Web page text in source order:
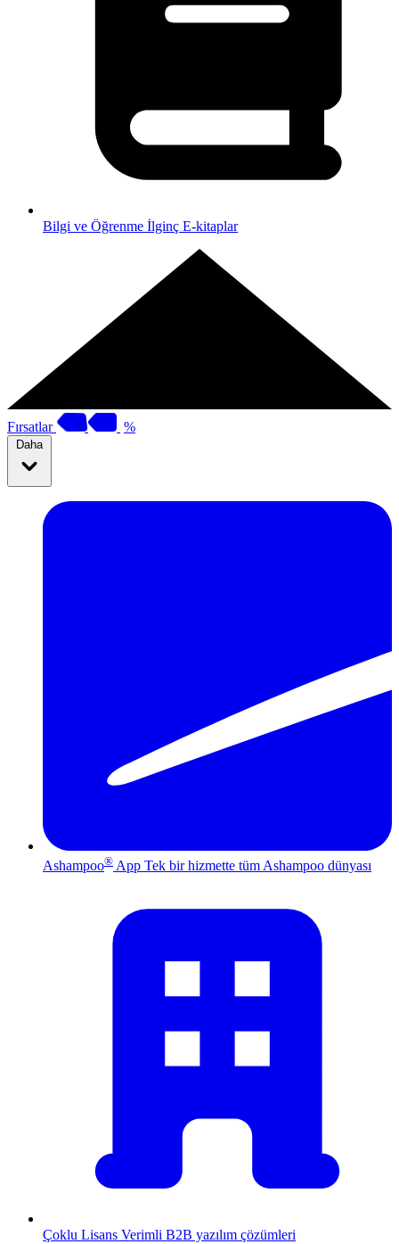
Bilgi ve Öğrenme İlginç E-kitaplar
Fırsatlar %
Daha
Ashampoo® App Tek bir hizmette tüm Ashampoo dünyası
Çoklu Lisans Verimli B2B yazılım çözümleri